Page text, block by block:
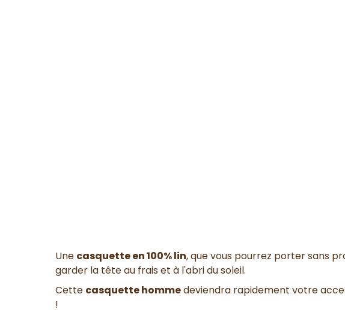
Une casquette en 100% lin, que vous pourrez porter sans
garder la tête au frais et à l'abri du soleil.
Cette casquette hommedeviendra rapidement votre
!